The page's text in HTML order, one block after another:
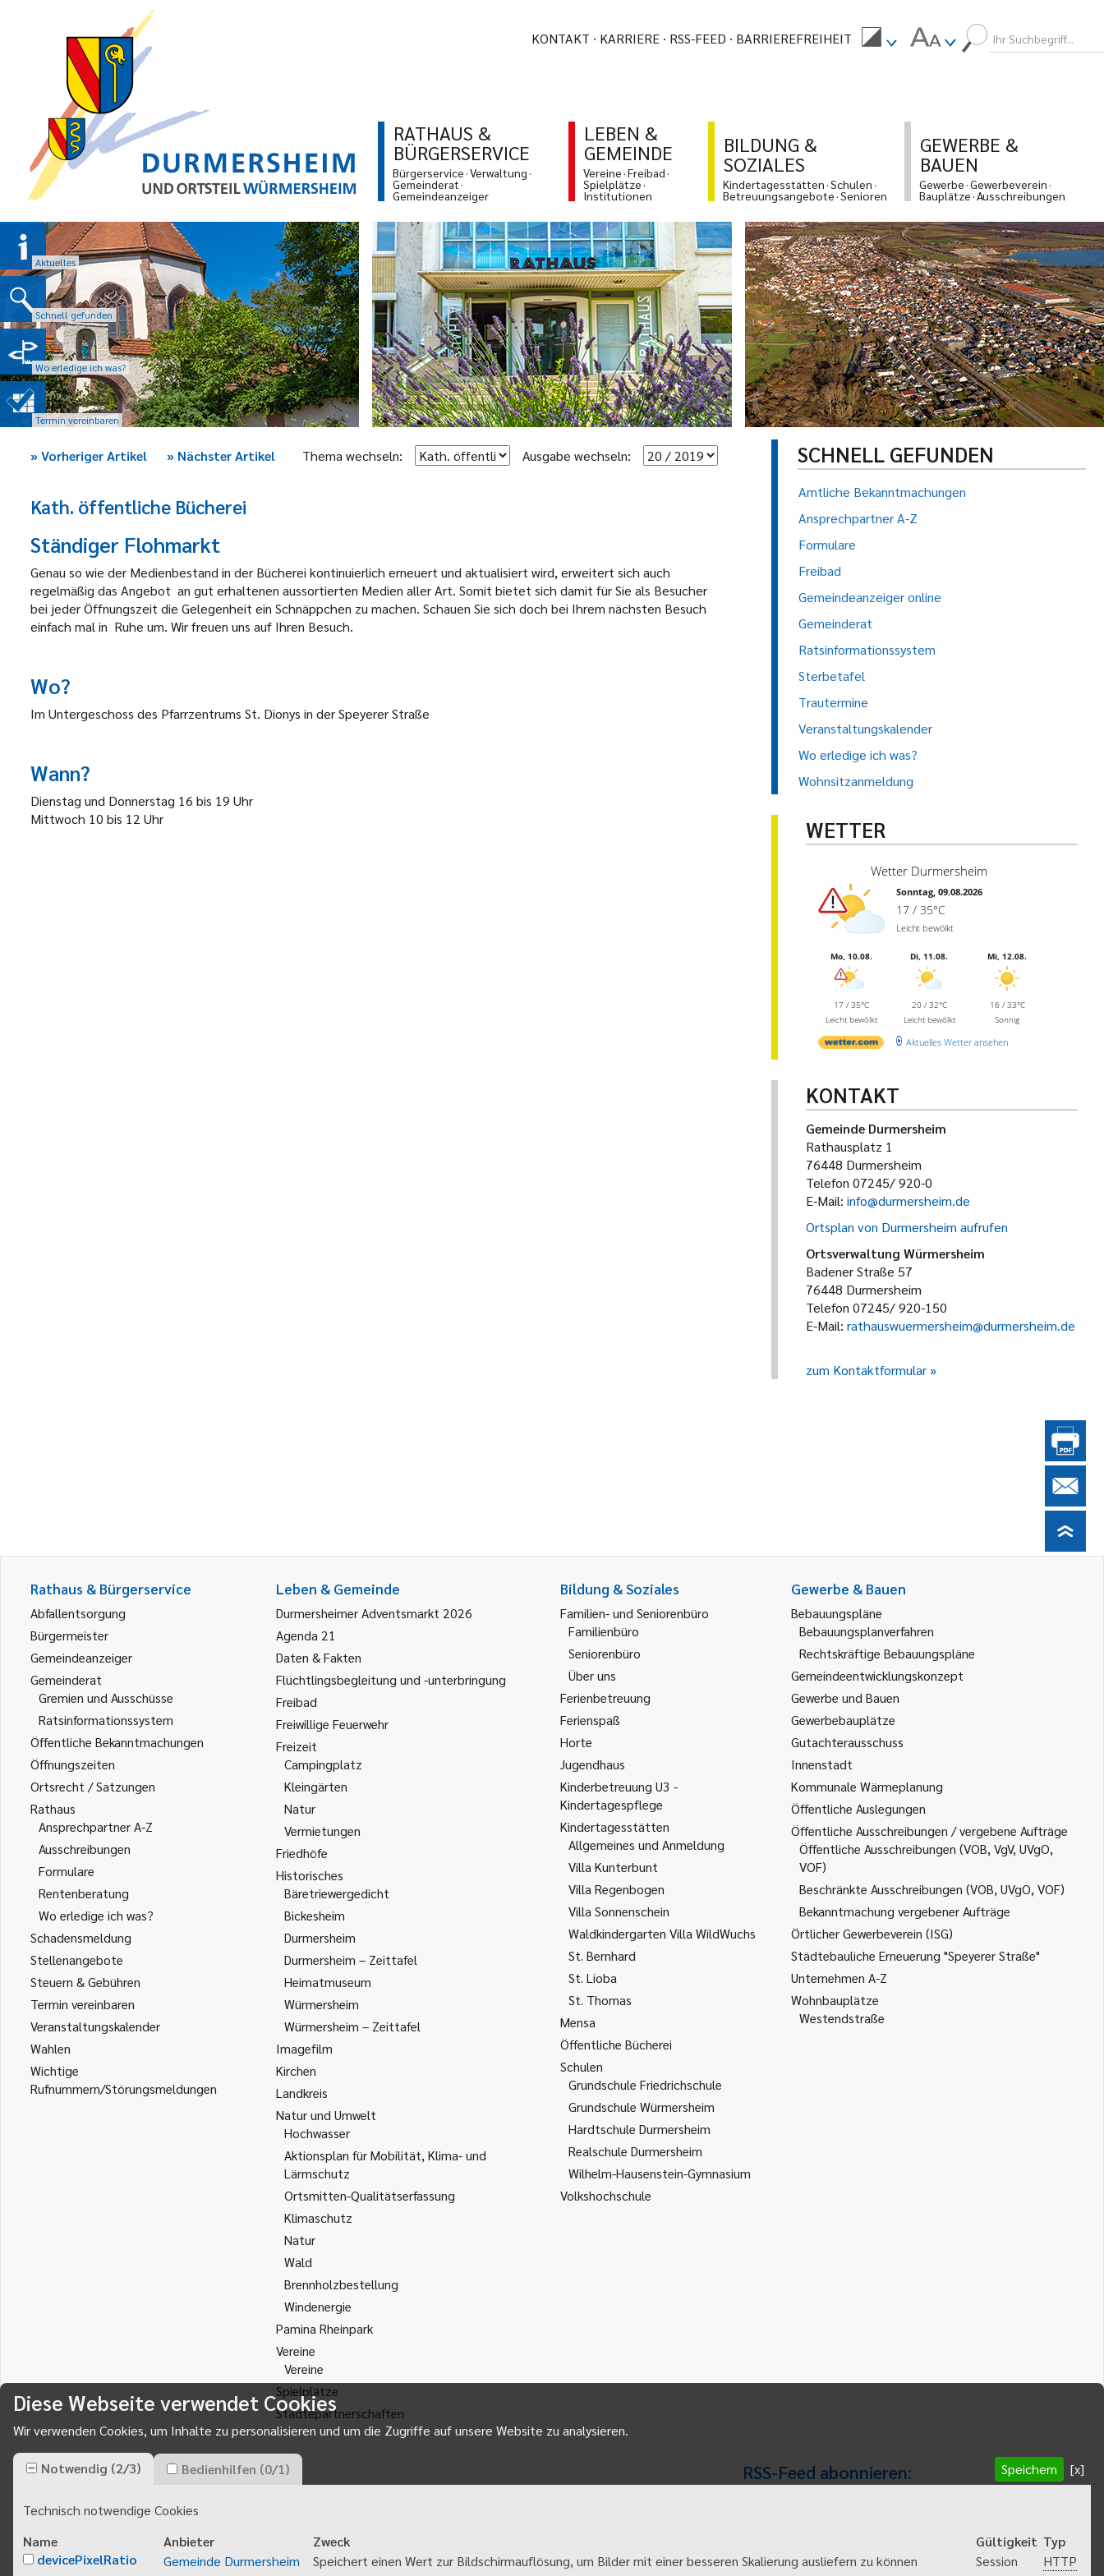
KONTAKT KARRIERE RSS-FEED BARRIEREFREIHEIT
RATHAUS &
BÜRGERSERVICE
Bürgerservice Verwaltung
Gemeinderat
Gemeindeanzeiger
LEBEN &
GEMEINDE
Vereine Freibad
Spielplätze
Institutionen
BILDUNG &
SOZIALES
Kindertagesstätten Schulen
Betreuungsangebote Senioren
GEWERBE &
BAUEN
Gewerbe Gewerbeverein
Bauplätze Ausschreibungen
Aktuelles
Schnell gefunden
Wo erledige ich was?
Termin vereinbaren
»Vorheriger Artikel » Nächster Artikel Thema wechseln: Ausgabe wechseln:
Kath. öffentliche Bücherei
Ständiger Flohmarkt
Genau so wie der Medienbestand in der Bücherei kontinuierlich erneuert und aktualisiert wird, erweitert sich auch
regelmäßig das Angebot an gut erhaltenen aussortierten Medien aller Art. Somit bietet sich damit für Sie als Besucher
bei jeder Öffnungszeit die Gelegenheit ein Schnäppchen zu machen. Schauen Sie sich doch bei Ihrem nächsten Besuch
einfach mal in Ruhe um. Wir freuen uns auf Ihren Besuch.
Wo?
Im Untergeschoss des Pfarrzentrums St. Dionys in der Speyerer Straße
Wann?
Dienstag und Donnerstag 16 bis 19 Uhr
Mittwoch 10 bis 12 Uhr
SCHNELL GEFUNDEN
Amtliche Bekanntmachungen
Ansprechpartner A-Z
Formulare
Freibad
Gemeindeanzeiger online
Gemeinderat
Ratsinformationssystem
Sterbetafel
Trautermine
Veranstaltungskalender
Wo erledige ich was?
Wohnsitzanmeldung
WETTER
Wetter Durmersheim
Sonntag, 09.08.2026
17 / 35°C
Leicht bewölkt
Mo, 10.08.
17 / 35°C
Leicht bewölkt
Di, 11.08.
20 / 32°C
Leicht bewölkt
Mi, 12.08.
16 / 33°C
Sonnig
Aktuelles Wetter ansehen
KONTAKT
Gemeinde Durmersheim
Rathausplatz 1
76448 Durmersheim
Telefon 07245/ 920-0
E-Mail: info@durmersheim.de
Ortsplan von Durmersheim aufrufen
Ortsverwaltung Würmersheim
Badener Straße 57
76448 Durmersheim
Telefon 07245/ 920-150
E-Mail: rathauswuermersheim@durmersheim.de
zum Kontaktformular
Rathaus & Bürgerservice
Abfallentsorgung
Bürgermeister
Gemeindeanzeiger
Gemeinderat
Gremien und Ausschüsse
Ratsinformationssystem
Öffentliche Bekanntmachungen
Öffnungszeiten
Ortsrecht / Satzungen
Rathaus
Ansprechpartner A-Z
Ausschreibungen
Formulare
Rentenberatung
Wo erledige ich was?
Schadensmeldung
Stellenangebote
Steuern & Gebühren
Termin vereinbaren
Veranstaltungskalender
Wahlen
Wichtige
Rufnummern/Störungsmeldungen
Leben & Gemeinde
Durmersheimer Adventsmarkt 2026
Agenda 21
Daten & Fakten
Flüchtlingsbegleitung und -unterbringung
Freibad
Freiwillige Feuerwehr
Freizeit
Campingplatz
Kleingärten
Natur
Vermietungen
Friedhöfe
Historisches
Bäretriewergedicht
Bickesheim
Durmersheim
Durmersheim – Zeittafel
Heimatmuseum
Würmersheim
Würmersheim – Zeittafel
Imagefilm
Kirchen
Landkreis
Natur und Umwelt
Hochwasser
Aktionsplan für Mobilität, Klima- und
Lärmschutz
Ortsmitten-Qualitätserfassung
Klimaschutz
Natur
Wald
Brennholzbestellung
Windenergie
Pamina Rheinpark
Vereine
Vereine
Spielplätze
Städtepartnerschaften
Bildung & Soziales
Familien- und Seniorenbüro
Familienbüro
Seniorenbüro
Über uns
Ferienbetreuung
Ferienspaß
Horte
Jugendhaus
Kinderbetreuung U3 -
Kindertagespflege
Kindertagesstätten
Allgemeines und Anmeldung
Villa Kunterbunt
Villa Regenbogen
Villa Sonnenschein
Waldkindergarten Villa WildWuchs
St. Bernhard
St. Lioba
St. Thomas
Mensa
Öffentliche Bücherei
Schulen
Grundschule Friedrichschule
Grundschule Würmersheim
Hardtschule Durmersheim
Realschule Durmersheim
Wilhelm-Hausenstein-Gymnasium
Volkshochschule
Gewerbe & Bauen
Bebauungspläne
Bebauungsplanverfahren
Rechtskräftige Bebauungspläne
Gemeindeentwicklungskonzept
Gewerbe und Bauen
Gewerbebauplätze
Gutachterausschuss
Innenstadt
Kommunale Wärmeplanung
Öffentliche Auslegungen
Öffentliche Ausschreibungen / vergebene Aufträge
Öffentliche Ausschreibungen (VOB, VgV, UVgO,
VOF)
Beschränkte Ausschreibungen (VOB, UVgO, VOF)
Bekanntmachung vergebener Aufträge
Örtlicher Gewerbeverein (ISG)
Städtebauliche Erneuerung "Speyerer Straße"
Unternehmen A-Z
Wohnbauplätze
Westendstraße
Gemeinde Durmersheim
76448Durmersheim
info@durmersheim.de
E-Mail schreiben
RSS-Feed abonnieren:
Diese Webseite verwendet Cookies
Wir verwenden Cookies, um Inhalte zu personalisieren und um die Zugriffe auf unsere Website zu analysieren.
Notwendig (2/3) Bedienhilfen (0/1) Speichern [x]
Technisch notwendige Cookies
Name
Anbieter Zweck Gültigkeit Typ
devicePixelRatio
Gemeinde Durmersheim Speichert einen Wert zur Bildschirmauflösung, um Bilder mit einer besseren Skalierung ausliefern zu können Session
HTTP